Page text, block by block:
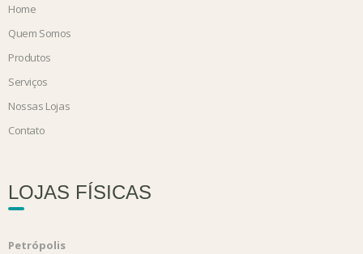
Home
Quem Somos
Produtos
Serviços
Nossas Lojas
Contato
LOJAS FÍSICAS
Petrópolis